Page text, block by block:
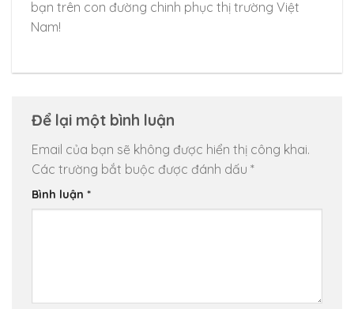
dung
bạn trên con đường chinh phục thị trường Việt
Nam!
Để lại một bình luận
Email của bạn sẽ không được hiển thị công khai.
Các trường bắt buộc được đánh dấu *
Bình luận *